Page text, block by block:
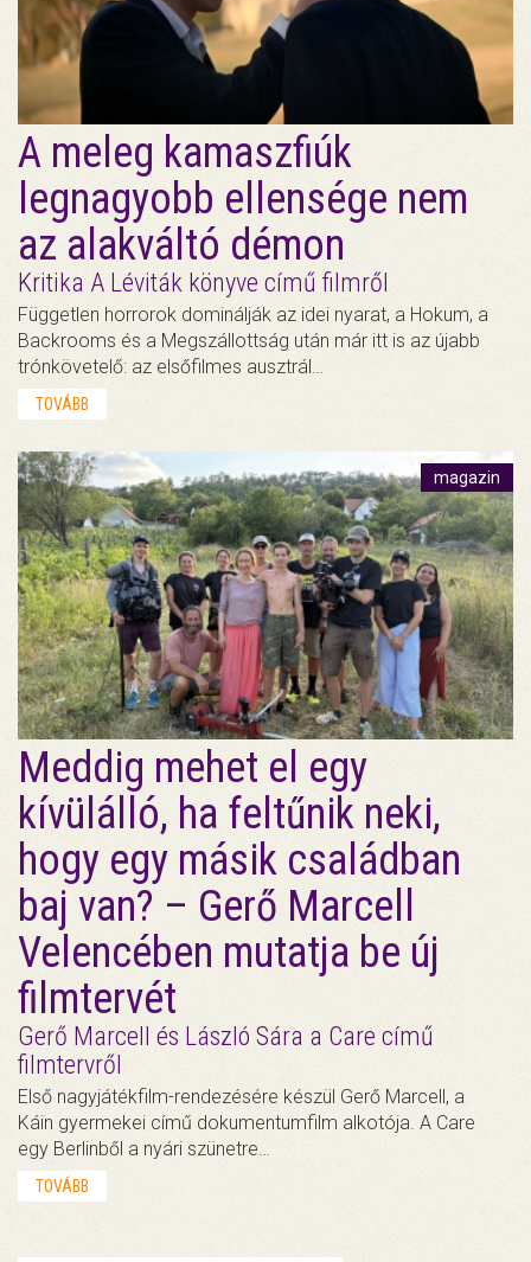
A meleg kamaszfiúk
legnagyobb ellensége nem
az alakváltó démon
Kritika A Léviták könyve című filmről
Független horrorok dominálják az idei nyarat, a Hokum, a
Backrooms és a Megszállottság után már itt is az újabb
trónkövetelő: az elsőfilmes ausztrál…
TOVÁBB
magazin
Meddig mehet el egy
kívülálló, ha feltűnik neki,
hogy egy másik családban
baj van? – Gerő Marcell
Velencében mutatja be új
filmtervét
Gerő Marcell és László Sára a Care című
filmtervről
Első nagyjátékfilm-rendezésére készül Gerő Marcell, a
Káin gyermekei című dokumentumfilm alkotója. A Care
egy Berlinből a nyári szünetre…
TOVÁBB